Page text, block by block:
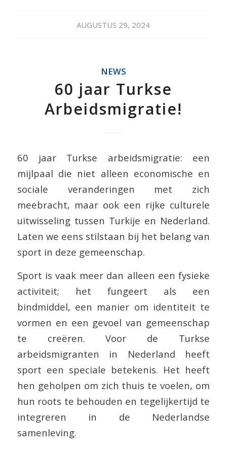
AUGUSTUS 29, 2024
NEWS
60 jaar Turkse
Arbeidsmigratie!
60 jaar Turkse arbeidsmigratie: een
mijlpaal die niet alleen economische en
sociale veranderingen met zich
meebracht, maar ook een rijke culturele
uitwisseling tussen Turkije en Nederland.
Laten we eens stilstaan bij het belang van
sport in deze gemeenschap.
Sport is vaak meer dan alleen een fysieke
activiteit; het fungeert als een
bindmiddel, een manier om identiteit te
vormen en een gevoel van gemeenschap
te creëren. Voor de Turkse
arbeidsmigranten in Nederland heeft
sport een speciale betekenis. Het heeft
hen geholpen om zich thuis te voelen, om
hun roots te behouden en tegelijkertijd te
integreren in de Nederlandse
samenleving.